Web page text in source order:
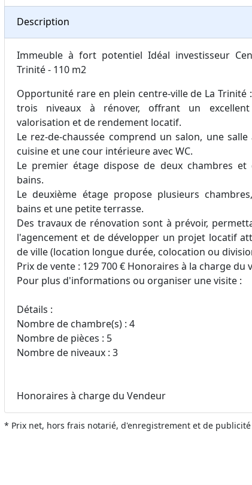
Description
Immeuble à fort potentiel Idéal investisseur
Trinité - 110 m2
Opportunité rare en plein centre-ville de La Trinité
trois niveaux à rénover, offrant un
valorisation et de rendement locatif.
Le rez-de-chaussée comprend un salon, une
cuisine et une cour intérieure avec WC.
Le premier étage dispose de deux chambres et
bains.
Le deuxième étage propose plusieurs
bains et une petite terrasse.
Des travaux de rénovation sont à prévoir,
l'agencement et de développer un projet locatif
de ville (location longue durée, colocation ou
Prix de vente : 129 700 € Honoraires à la charge du
Pour plus d'informations ou organiser une visite :
Détails :
Nombre de chambre(s) : 4
Nombre de pièces : 5
Nombre de niveaux : 3
Honoraires à charge du Vendeur
* Prix net, hors frais notarié, d'enregistrement et de